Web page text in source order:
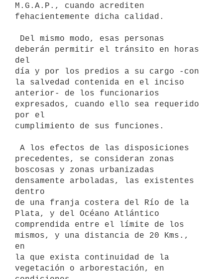
M.G.A.P., cuando acrediten
fehacientemente dicha calidad.
deberán permitir el tránsito en horas
del
día y por los predios a su cargo -con
la salvedad contenida en el inciso
anterior- de los funcionarios
expresados, cuando ello sea requerido
por el
cumplimiento de sus funciones.
precedentes, se consideran zonas
boscosas y zonas urbanizadas
densamente arboladas, las existentes
dentro
de una franja costera del Río de la
Plata, y del Océano Atlántico
comprendida entre el límite de los
mismos, y una distancia de 20 Kms.,
en
la que exista continuidad de la
vegetación o arborestación, en